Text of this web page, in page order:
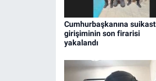
Cumhurbaşkanına suikast
girişiminin son firarisi
yakalandı